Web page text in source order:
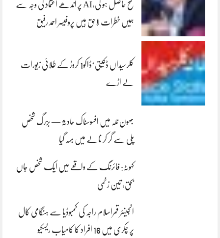
فتح حاصل ہو گی،AI پر اندھے اعتماد کی وجہ سے
ہمیں خطرات لاحق ہیں پروفیسر احمد رفیق
کلرسیداں ڈکیتی‘ڈاکو1 کروڑ کے طلائی زیورات
لے اڑے
بھون نلہ میں افسوسناک حادثہ — بزرگ شخص
پلی سے گر کر نالے میں بہہ گیا
کہوٹہ: فائرنگ کے واقعے میں ایک شخص جاں
بحق، تین زخمی
انجینئر قمراسلام راجہ کی کمبوڈیا سے ہنگامی کال
پر چکری میں 16 افراد کا کامیاب ریسکیو